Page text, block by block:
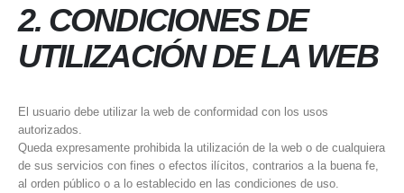
2. CONDICIONES DE
UTILIZACIÓN DE LA WEB
El usuario debe utilizar la web de conformidad con los usos
autorizados.
Queda expresamente prohibida la utilización de la web o de cualquiera
de sus servicios con fines o efectos ilícitos, contrarios a la buena fe,
al orden público o a lo establecido en las condiciones de uso.